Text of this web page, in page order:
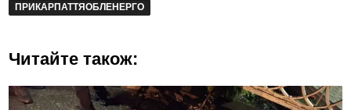
ПРИКАРПАТТЯОБЛЕНЕРГО
Читайте також: